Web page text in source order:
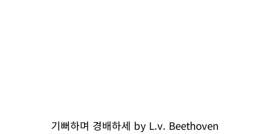
기뻐하며 경배하세 by L.v. Beethoven